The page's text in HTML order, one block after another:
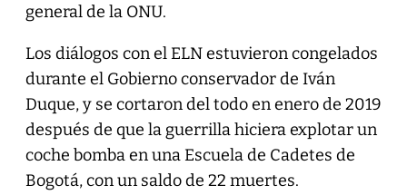
general de la ONU.
Los diálogos con el ELN estuvieron congelados
durante el Gobierno conservador de Iván
Duque, y se cortaron del todo en enero de 2019
después de que la guerrilla hiciera explotar un
coche bomba en una Escuela de Cadetes de
Bogotá, con un saldo de 22 muertes.